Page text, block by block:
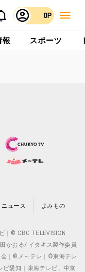
0P
報 スポーツ
ニュース よみもの
｜© CBC TELEVISION
かおる/ イタキス製作委員
｜©メ～テレ｜©東海テレ
ビ愛知｜東海テレビ、中京